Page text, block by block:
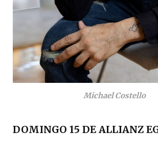
Michael Costello
DOMINGO 15 DE ALLIANZ